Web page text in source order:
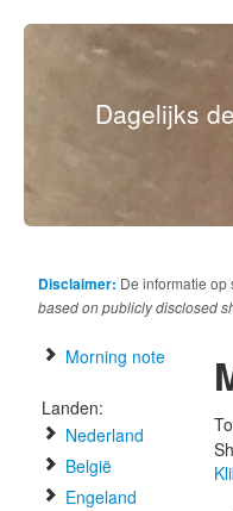
Dagelijks
Disclaimer: De informatie
based on publicly disclosed
Morning note
Landen:
Nederland
België
Engeland